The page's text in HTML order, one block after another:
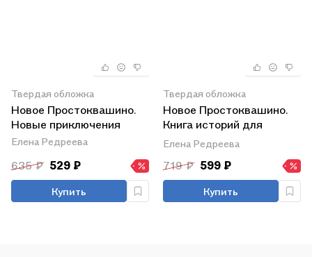
Твердая обложка
Новое Простоквашино.
Новые приключения
Елена Редреева
635 ₽ 529 ₽
Купить
Твердая обложка
Новое Простоквашино.
Книга историй для
активного чтения
Елена Редреева
719 ₽ 599 ₽
Купить